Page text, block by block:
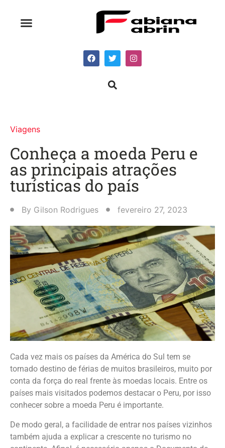
Viagens
Conheça a moeda Peru e
as principais atrações
turísticas do país
By Gilson Rodrigues fevereiro 27, 2023
Cada vez mais os países da América do Sul tem se
tornado destino de férias de muitos brasileiros, muito por
conta da força do real frente às moedas locais. Entre os
países mais visitados podemos destacar o Peru, por isso
conhecer sobre a moeda Peru é importante.
De modo geral, a facilidade de entrar nos países vizinhos
também ajuda a explicar a crescente no turismo no